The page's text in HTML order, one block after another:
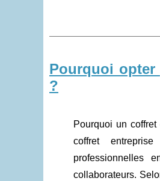
Pourquoi opter
?
Pourquoi un
coffret
professionnelles
collaborateurs.